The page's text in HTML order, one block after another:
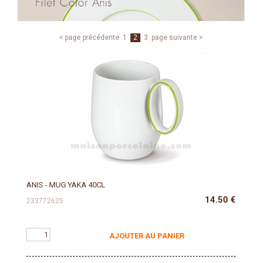
< page précédente 1 2 3 page suivante >
ANIS - MUG YAKA 40CL
233772625 14.50 €
AJOUTER AU PANIER